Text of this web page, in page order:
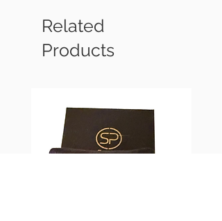
Related
Products